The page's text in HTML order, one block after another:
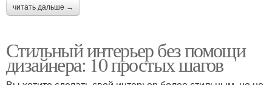
читать дальше →
Стильный интерьер без помощи
дизайнера: 10 простых шагов